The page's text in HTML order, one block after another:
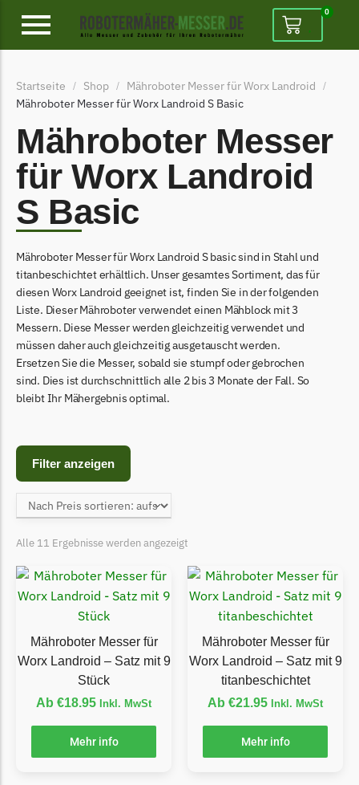
Alpina Messer
Ambrogio
Ambrogio Messer
Begrenzungsdraht
Belrobotics
Belrobotics Messer
Begrenzungsdraht
Black & Decker
Black & Decker Messer
Begrenzungsdraht
Bosch Indego
Central Park
Central Park Messer
Begrenzungsdraht
Cramer
Cramer Messer
Begrenzungsdraht
Cub Cadet
Cub Cadet Messer
Begrenzungsdraht
Ecovacs
Ecovacs Messer
0
Startseite / Shop / Mähroboter Messer für Worx Landroid /
Mähroboter Messer für Worx Landroid S Basic
Mähroboter Messer
für Worx Landroid
S Basic
Mähroboter Messer für Worx Landroid S basic sind in Stahl und
titanbeschichtet erhältlich. Unser gesamtes Sortiment, das für
diesen Worx Landroid geeignet ist, finden Sie in der folgenden
Liste. Dieser Mähroboter verwendet einen Mähblock mit 3
Messern. Diese Messer werden gleichzeitig verwendet und
müssen daher auch gleichzeitig ausgetauscht werden.
Ersetzen Sie die Messer, sobald sie stumpf oder gebrochen
sind. Dies ist durchschnittlich alle 2 bis 3 Monate der Fall. So
bleibt Ihr Mähergebnis optimal.
Filter anzeigen
Alle 11 Ergebnisse werden angezeigt
Mähroboter Messer für
Worx Landroid – Satz mit 9
Stück
Ab €18.95 Inkl. MwSt
Mehr info
Mähroboter Messer für
Worx Landroid – Satz mit 9
titanbeschichtet
Ab €21.95 Inkl. MwSt
Mehr info